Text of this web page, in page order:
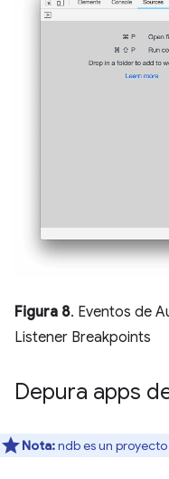
Figura 8. Eventos de
Listener Breakpoints
Depura apps
Nota:ndb es un